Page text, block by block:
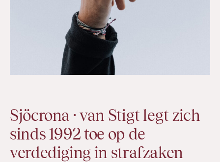
Sjöcrona · van Stigt legt zich
sinds 1992 toe op de
verdediging in strafzaken